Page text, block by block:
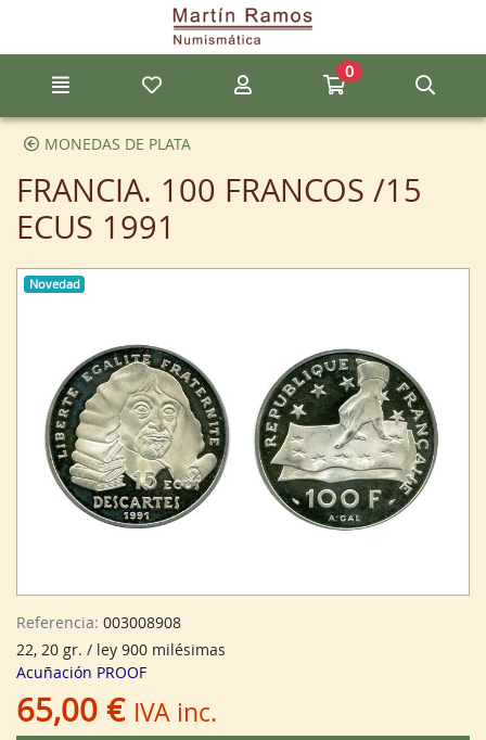
Ir al contenido principal de la página
Mis artículos favoritos
Mi cuentaIr a mi compra
0
MONEDAS DE PLATA
FRANCIA. 100 FRANCOS /15
ECUS 1991
Novedad
Referencia: 003008908
22, 20 gr. / ley 900 milésimas
Acuñación PROOF
65,00 € IVA inc.